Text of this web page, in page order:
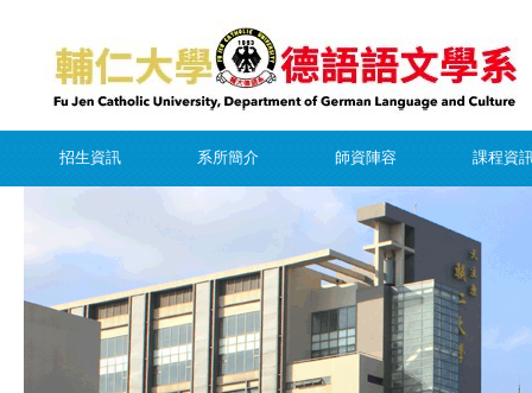
招生資訊 系所簡介 師資陣容 課程資